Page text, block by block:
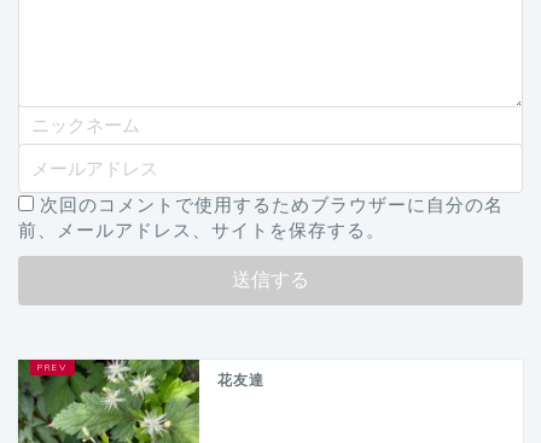
次回のコメントで使用するためブラウザーに自分の名
前、メールアドレス、サイトを保存する。
花友達